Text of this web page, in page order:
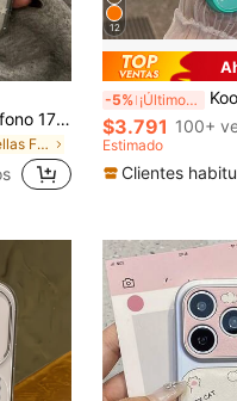
Nueva Funda para Teléfono 17 Pro Max, Funda Protectora 17 Pro, Diseño Premium de Estrellas con Brillo, Lujo y Estilo para Mujeres, 16 Pro, 14, 15, Cobertura Completa Anti-Caídas, Estilo Minimalista y Popular
en Estrellas Fundas para teléfonos
12
-5% ¡Últimos 3 días Koolife 1 pieza Funda de teléfono de
$3.791 100+
Estimado
Clientes